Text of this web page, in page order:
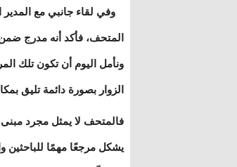
وفي لقاء جانبي مع المدير
المتحف، فأكد أنه مدرج
ونأمل اليوم أن تكون تلك
الزوار بصورة دائمة تليق
فالمتحف لا يمثل مجرد مبنى
يشكل مرجعًا مهمًا للباحثين